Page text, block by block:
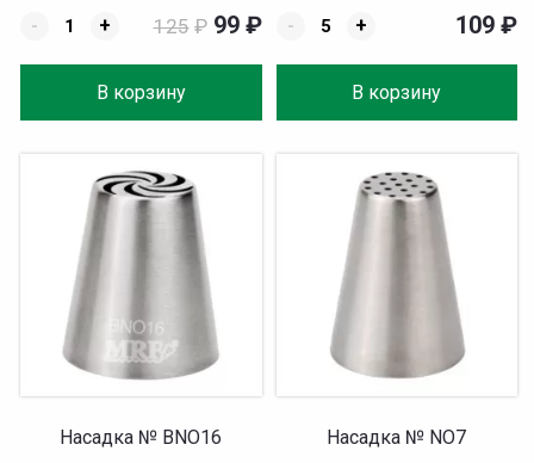
-
+
В корзину
125 ₽ 99 ₽
-
+
В корзину
109 ₽
Насадка № BNO16 Насадка № NO7